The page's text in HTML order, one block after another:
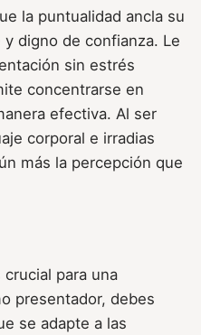
la puntualidad ancla su
digno de confianza. Le
sin estrés
concentrarse en
efectiva. Al ser
corporal e irradias
más la percepción que
para una
presentador, debes
se adapte a las